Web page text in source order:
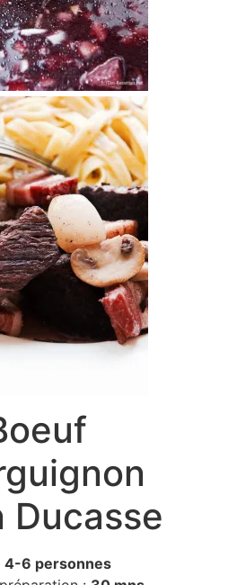
Ducasse
4-6 personnes